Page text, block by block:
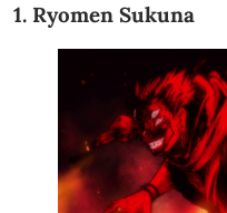
1. Ryomen Sukuna